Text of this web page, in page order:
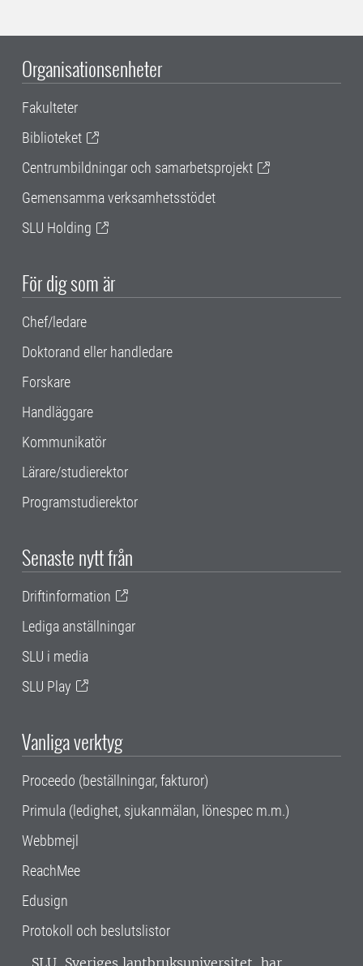
Organisationsenheter
Fakulteter
Biblioteket
Centrumbildningar och samarbetsprojekt
Gemensamma verksamhetsstödet
SLU Holding
För dig som är
Chef/ledare
Doktorand eller handledare
Forskare
Handläggare
Kommunikatör
Lärare/studierektor
Programstudierektor
Senaste nytt från
Driftinformation
Lediga anställningar
SLU i media
SLU Play
Vanliga verktyg
Proceedo (beställningar, fakturor)
Primula (ledighet, sjukanmälan, lönespec m.m.)
Webbmejl
ReachMee
Edusign
Protokoll och beslutslistor
SLU, Sveriges lantbruksuniversitet, har